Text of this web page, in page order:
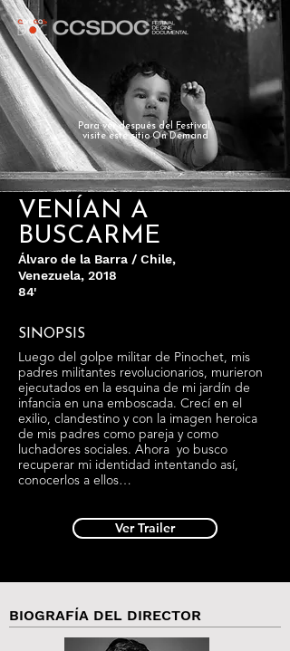
Para ver después del Festival,
visite este sitio On Demand
VENÍAN A
BUSCARME
Álvaro de la Barra / Chile,
Venezuela, 2018
84'
SINOPSIS
Luego del golpe militar de Pinochet, mis
padres militantes revolucionarios, murieron
ejecutados en la esquina de mi jardín de
infancia en una emboscada. Crecí en el
exilio, clandestino y con la imagen heroica
de mis padres como pareja y como
luchadores sociales. Ahora yo busco
recuperar mi identidad intentando así,
conocerlos a ellos…
Ver Trailer
BIOGRAFÍA DEL DIRECTOR